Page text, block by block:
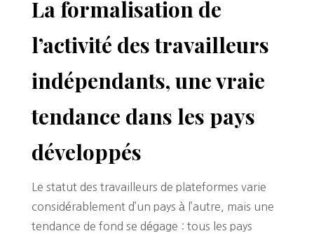
La formalisation de
l’activité des travailleurs
indépendants, une vraie
tendance dans les pays
développés
Le statut des travailleurs de plateformes varie
considérablement d’un pays à l’autre, mais une
tendance de fond se dégage : tous les pays